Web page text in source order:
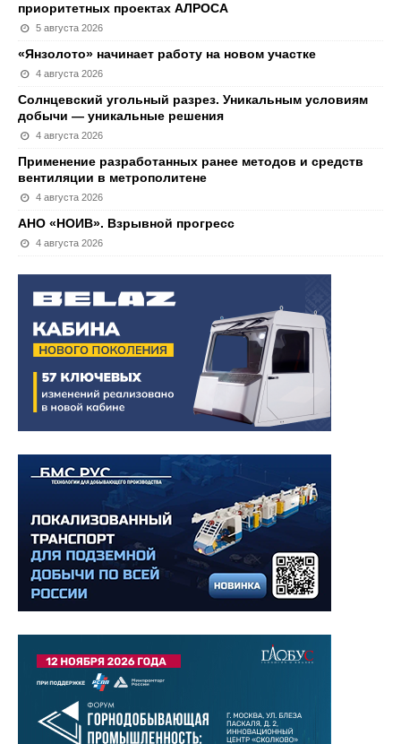
приоритетных проектах АЛРОСА
5 августа 2026
«Янзолото» начинает работу на новом участке
4 августа 2026
Солнцевский угольный разрез. Уникальным условиям
добычи — уникальные решения
4 августа 2026
Применение разработанных ранее методов и средств
вентиляции в метрополитене
4 августа 2026
АНО «НОИВ». Взрывной прогресс
4 августа 2026